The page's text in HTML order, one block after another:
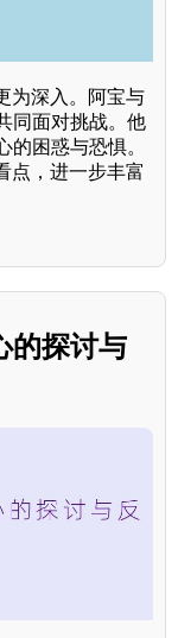
为深入。阿宝与
同面对挑战。他
困惑与恐惧。
点，进一步丰富
的探讨与